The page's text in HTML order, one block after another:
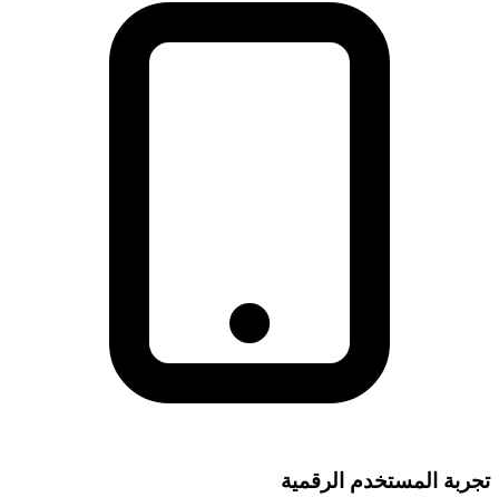
تجربة المستخدم الرقمية